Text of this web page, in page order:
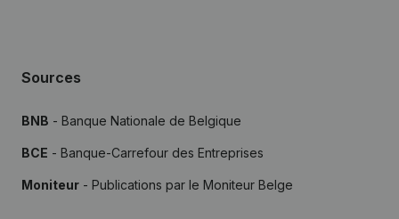
Sources
BNB - Banque Nationale de Belgique
BCE - Banque-Carrefour des Entreprises
Moniteur - Publications par le Moniteur Belge